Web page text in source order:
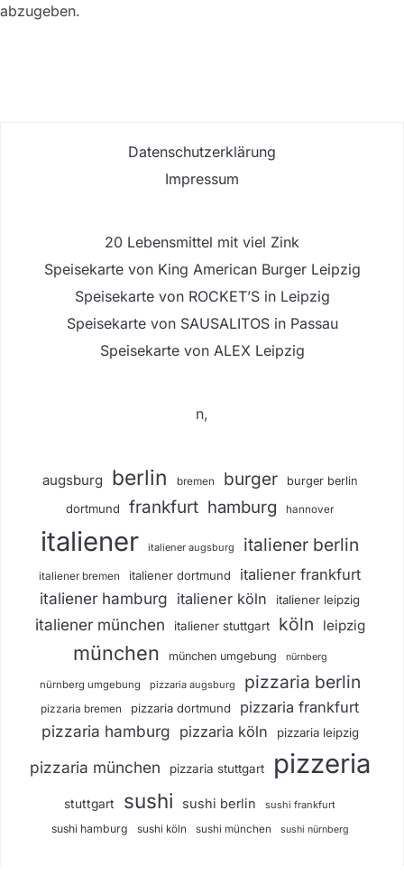
abzugeben.
Datenschutzerklärung
Impressum
20 Lebensmittel mit viel Zink
Speisekarte von King American Burger Leipzig
Speisekarte von ROCKET’S in Leipzig
Speisekarte von SAUSALITOS in Passau
Speisekarte von ALEX Leipzig
n,
augsburg berlin bremen burger burger berlin
dortmund frankfurt hamburg hannover
italiener italiener augsburg italiener berlin
italiener bremen italiener dortmund italiener frankfurt
italiener hamburg italiener köln italiener leipzig
italiener münchen italiener stuttgart köln leipzig
münchen münchen umgebung nürnberg
nürnberg umgebung pizzaria augsburg pizzaria berlin
pizzaria bremen pizzaria dortmund pizzaria frankfurt
pizzaria hamburg pizzaria köln pizzaria leipzig
pizzaria münchen pizzaria stuttgart pizzeria
stuttgart sushi sushi berlin sushi frankfurt
sushi hamburg sushi köln sushi münchen sushi nürnberg